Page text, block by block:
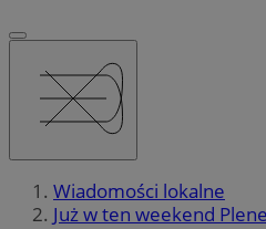
Wiadomości lokalne
Już w ten weekend